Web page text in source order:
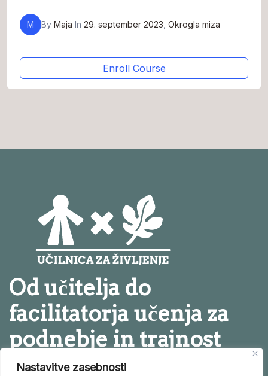
Nastavitve zasebnosti
M By Maja In 29. september 2023 Okrogla miza
Enroll Course
Od učitelja do
facilitatorja učenja za
podnebje in trajnost
Facebook
Instagram
TwitterLinkedIn